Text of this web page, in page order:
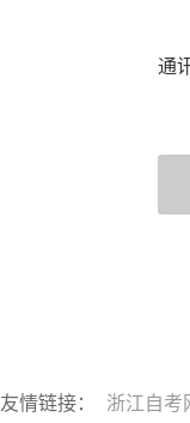
通
友情链接： 浙江自考